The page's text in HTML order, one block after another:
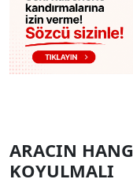
ARACIN
KOYULMALI